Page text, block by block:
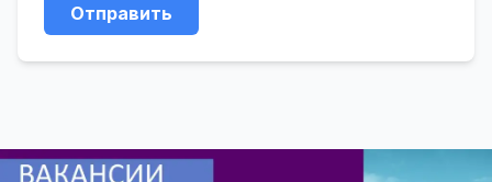
Отправить